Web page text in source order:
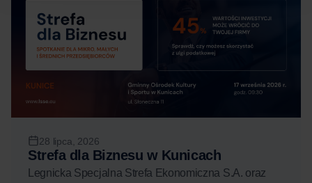
28 lipca, 2026
Strefa dla Biznesu w Kunicach
Legnicka Specjalna Strefa Ekonomiczna S.A. oraz